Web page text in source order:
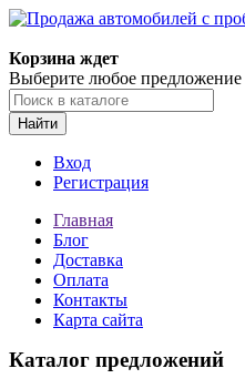
Корзина ждет
Выберите любое предложение
Найти
Вход
Регистрация
Главная
Блог
Доставка
Оплата
Контакты
Карта сайта
Каталог предложений